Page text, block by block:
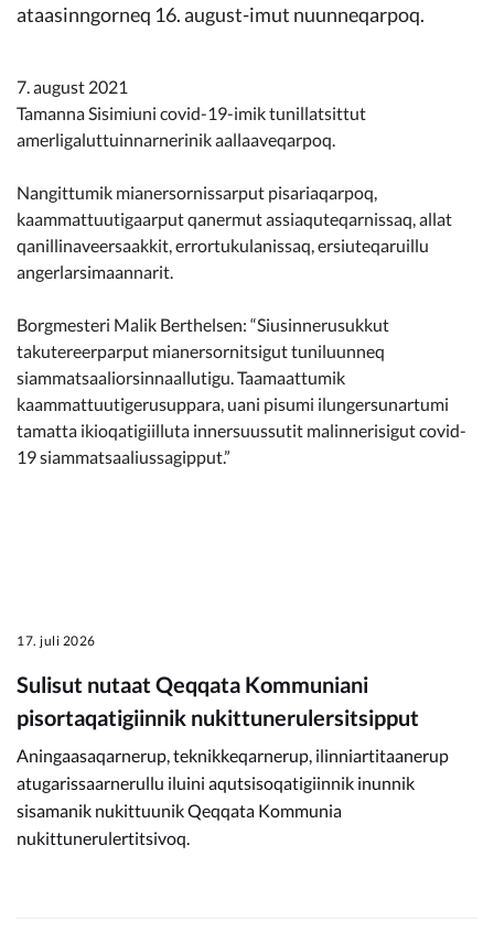
Kommune pillugu
ataasinngorneq 16. august-imut nuunneqarpoq.
7. august 2021
Tamanna Sisimiuni covid-19-imik tunillatsittut
amerligaluttuinnarnerinik aallaaveqarpoq.
Nangittumik mianersornissarput pisariaqarpoq,
kaammattuutigaarput qanermut assiaquteqarnissaq, allat
qanillinaveersaakkit, errortukulanissaq, ersiuteqaruillu
angerlarsimaannarit.
Borgmesteri Malik Berthelsen: “Siusinnerusukkut
takutereerparput mianersornitsigut tuniluunneq
siammatsaaliorsinnaallutigu. Taamaattumik
kaammattuutigerusuppara, uani pisumi ilungersunartumi
tamatta ikioqatigiilluta innersuussutit malinnerisigut covid-
19 siammatsaaliussagipput.”
17. juli 2026
Sulisut nutaat Qeqqata Kommuniani
pisortaqatigiinnik nukittunerulersitsipput
Aningaasaqarnerup, teknikkeqarnerup, ilinniartitaanerup
atugarissaarnerullu iluini aqutsisoqatigiinnik inunnik
sisamanik nukittuunik Qeqqata Kommunia
nukittunerulertitsivoq.